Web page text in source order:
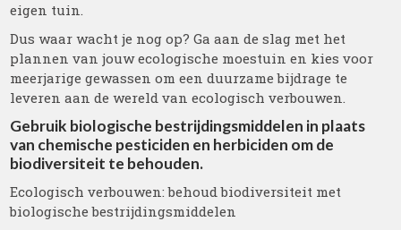
eigen tuin.
Dus waar wacht je nog op? Ga aan de slag met het
plannen van jouw ecologische moestuin en kies voor
meerjarige gewassen om een duurzame bijdrage te
leveren aan de wereld van ecologisch verbouwen.
Gebruik biologische bestrijdingsmiddelen in plaats
van chemische pesticiden en herbiciden om de
biodiversiteit te behouden.
Ecologisch verbouwen: behoud biodiversiteit met
biologische bestrijdingsmiddelen